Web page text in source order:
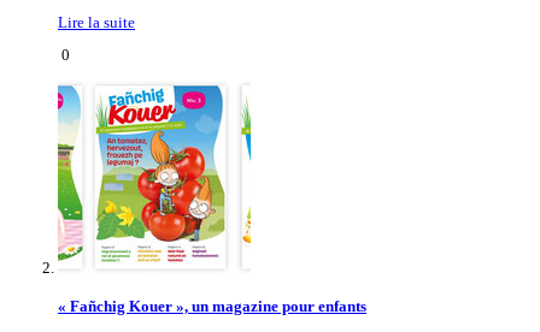
Lire la suite
0
« Fañchig Kouer », un magazine pour enfants